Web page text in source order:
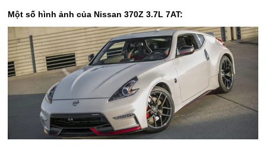
Một số hình ảnh của Nissan 370Z 3.7L 7AT: